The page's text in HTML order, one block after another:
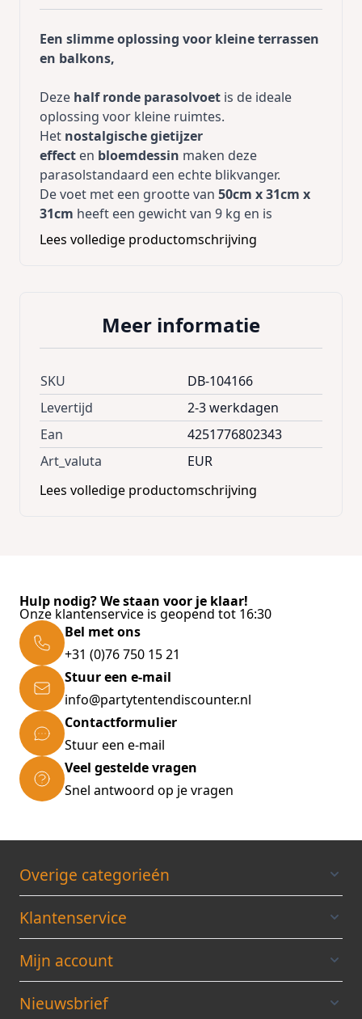
Een slimme oplossing voor kleine terrassen
en balkons,
Deze half ronde parasolvoet is de ideale
oplossing voor kleine ruimtes.
Het nostalgische gietijzer
effect en bloemdessin maken deze
parasolstandaard een echte blikvanger.
De voet met een grootte van 50cm x 31cm x
31cm heeft een gewicht van 9 kg en is
daarom uiterststevig.
Geschikt voor parasols van maximaal
- Materiaal: Polyethyleen / Beton
- Afmetingen: 50cm x 31cm x 31cm
- Vorm: Halfrond
- Gewicht: 9kg
- Kleur: Zwart
- PARASOL NIET INBEGREPEN IN DE
LEVERINGSOMVANG
Lees volledige productomschrijving
Meer informatie
SKU
DB-104166
Levertijd
2-3 werkdagen
Ean
4251776802343
Art_valuta
EUR
Lees volledige productomschrijving
Hulp nodig? We staan voor je klaar!
Onze klantenservice is geopend tot 16:30
Bel met ons
+31 (0)76 750 15 21
Stuur een e-mail
info@partytentendiscounter.nl
Contactformulier
Stuur een e-mail
Veel gestelde vragen
Snel antwoord op je vragen
Overige categorieén
Klantenservice
Mijn account
Nieuwsbrief